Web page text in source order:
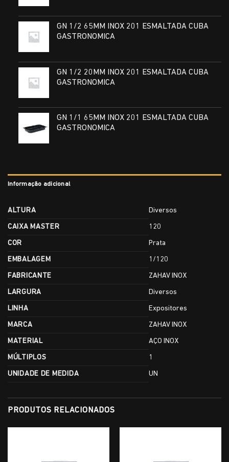
GN 1/2 65MM INOX 201 ESMALTADA CUBA
GASTRONOMICA
GN 1/2 20MM INOX 201 ESMALTADA CUBA
GASTRONOMICA
GN 1/1 65MM INOX 201 ESMALTADA CUBA
GASTRONOMICA
Informação adicional
ALTURA Diversos
CAIXA MASTER 120
COR Prata
EMBALAGEM 1/120
FABRICANTE ZAHAV INOX
LARGURA Diversos
LINHA Expositores
MARCA ZAHAV INOX
MATERIAL AÇO INOX
MÚLTIPLOS 1
UNIDADE DE MEDIDA UN
PRODUTOS RELACIONADOS